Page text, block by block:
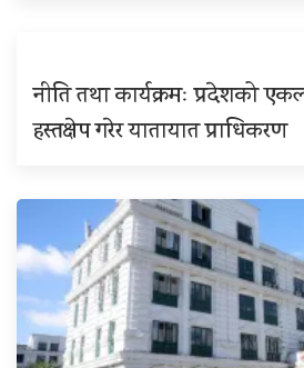
नीति तथा कार्यक्रमः प्रदेशको
हस्तक्षेप गरेर यातायात प्राधिकरण